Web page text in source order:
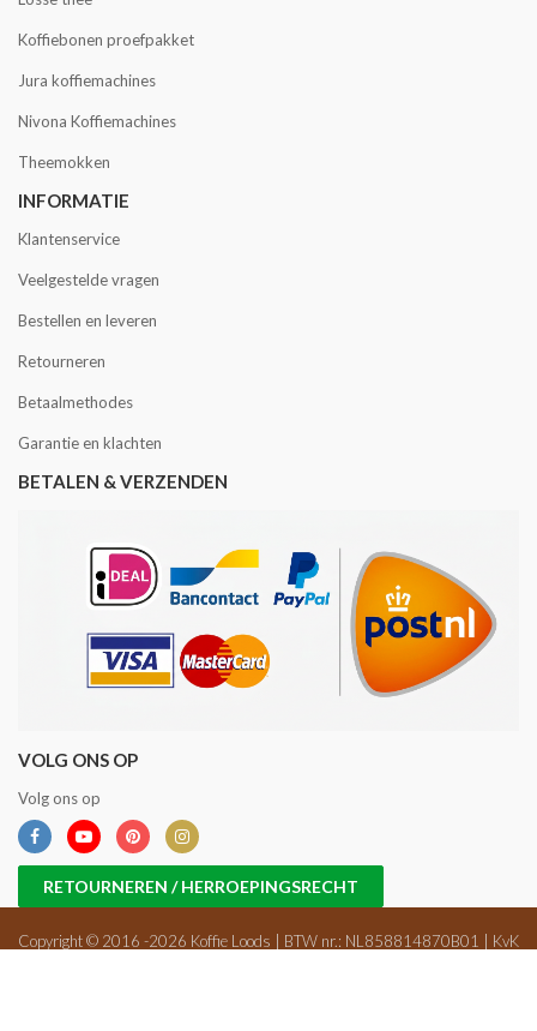
Koffiebonen proefpakket
Jura koffiemachines
Nivona Koffiemachines
Theemokken
INFORMATIE
Klantenservice
Veelgestelde vragen
Bestellen en leveren
Retourneren
Betaalmethodes
Garantie en klachten
BETALEN & VERZENDEN
VOLG ONS OP
Volg ons op
RETOURNEREN / HERROEPINGSRECHT
Copyright © 2016 -2026 Koffie Loods | BTW nr.: NL858814870B01 | KvK